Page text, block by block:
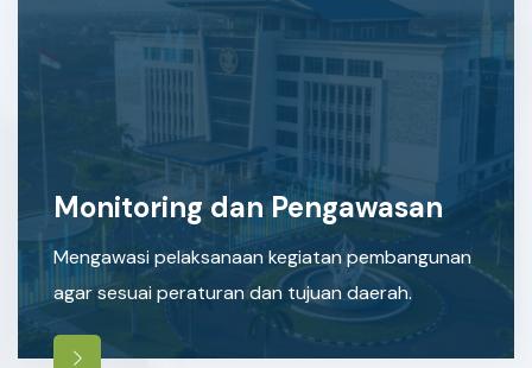
Monitoring dan Pengawasan
Mengawasi pelaksanaan kegiatan pembangunan
agar sesuai peraturan dan tujuan daerah.